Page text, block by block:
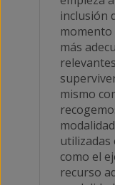
inclusión
más
mismo
utilizadas
como el
recurso